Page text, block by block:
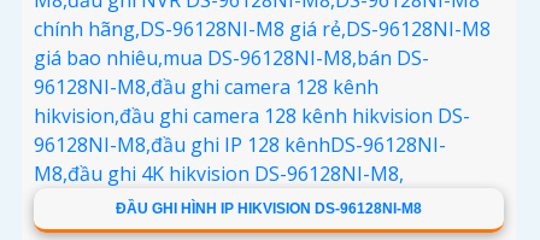
ĐẦU GHI HÌNH IP HIKVISION DS-96128NI-M8